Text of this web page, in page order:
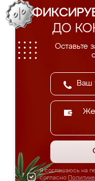
ДО
Оставьте
Я соглашаюсь на
согласно